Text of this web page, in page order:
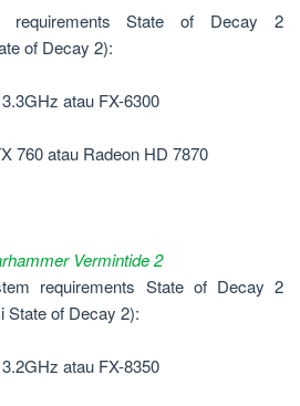
requirements State of Decay 2
of Decay 2):
atau FX-6300
760 atau Radeon HD 7870
Vermintide 2
requirements State of Decay 2
State of Decay 2):
atau FX-8350